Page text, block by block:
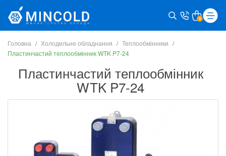
0
Головна Холодильне обладнання
Теплообмінники
Пластинчастий теплообмінник WTK P7-24
Пластинчастий теплообмінник
WTK P7-24